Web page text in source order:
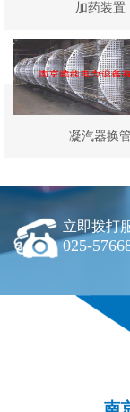
加药装置
凝汽器换管
立即拨打
025-
南